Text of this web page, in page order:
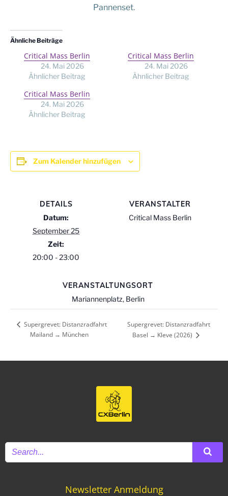
Pannenset.
Ähnliche Beiträge
Critical Mass Berlin
24. Mai 2026
Ähnlicher Beitrag
Critical Mass Berlin
24. Mai 2026
Ähnlicher Beitrag
Critical Mass Berlin
24. Mai 2026
Ähnlicher Beitrag
Zum Kalender hinzufügen
DETAILS
Datum:
September 25
Zeit:
20:00 - 23:00
VERANSTALTER
Critical Mass Berlin
VERANSTALTUNGSORT
Mariannenplatz, Berlin
Supergrevet: Distanzradfahrt
Mailand → München
Supergrevet: Distanzradfahrt
Basel → Kleve (2026)
Newsletter Anmeldung